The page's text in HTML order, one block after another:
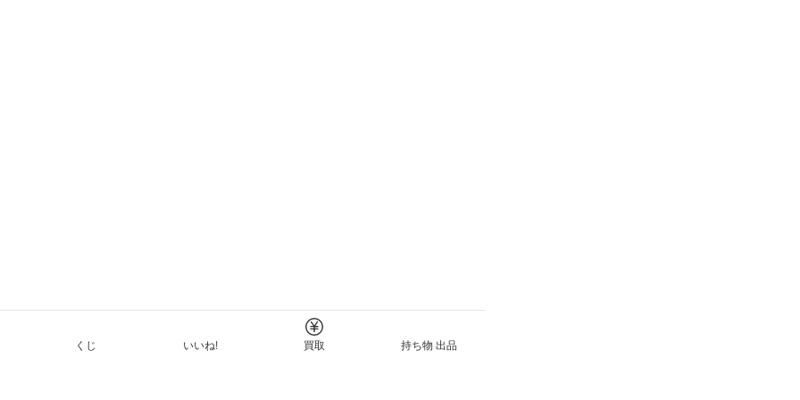
くじ いいね! 買取 持ち物 出品